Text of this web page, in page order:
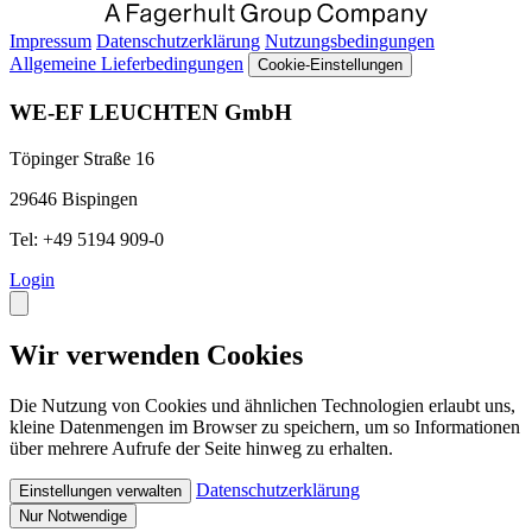
Impressum Datenschutzerklärung Nutzungsbedingungen
Allgemeine Lieferbedingungen
Cookie-Einstellungen
WE-EF LEUCHTEN GmbH
Töpinger Straße 16
29646 Bispingen
Tel: +49 5194 909-0
Login
Wir verwenden Cookies
Die Nutzung von Cookies und ähnlichen Technologien erlaubt uns,
kleine Datenmengen im Browser zu speichern, um so Informationen
über mehrere Aufrufe der Seite hinweg zu erhalten.
Einstellungen verwalten Datenschutzerklärung
Nur Notwendige